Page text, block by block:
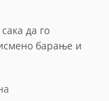
да го
барање и